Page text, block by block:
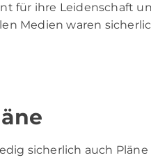
für ihre Leidenschaft
Medien waren
sicherlich auch